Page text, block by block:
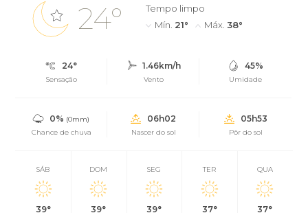
24°
Tempo limpo
Mín. 21° Máx. 38°
24°
Sensação
1.46km/h
Vento
45%
Umidade
0% (0mm)
Chance de chuva
06h02
Nascer do sol
05h53
Pôr do sol
SÁB
39°
DOM
39°
SEG
39°
TER
37°
QUA
37°